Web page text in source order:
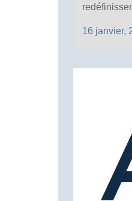
16 janvier,